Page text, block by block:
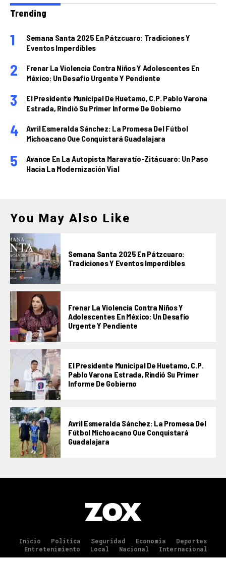
Trending
Semana Santa 2025 En Pátzcuaro: Tradiciones Y
Eventos Imperdibles
Frenar La Violencia Contra Niños Y Adolescentes En
México: Un Desafío Urgente Y Pendiente
El Presidente Municipal De Huetamo, C.P. Pablo Varona
Estrada, Rindió Su Primer Informe De Gobierno
Avril Esmeralda Sánchez: La Promesa Del Fútbol
Michoacano Que Conquistará Guadalajara
Avance En La Autopista Maravatío-Zitácuaro: Un Paso
Hacia La Modernización Vial
You May Also Like
Semana Santa 2025 En Pátzcuaro:
Tradiciones Y Eventos Imperdibles
Frenar La Violencia Contra Niños Y
Adolescentes En México: Un Desafío
Urgente Y Pendiente
El Presidente Municipal De Huetamo, C.P.
Pablo Varona Estrada, Rindió Su Primer
Informe De Gobierno
Avril Esmeralda Sánchez: La Promesa Del
Fútbol Michoacano Que Conquistará
Guadalajara
Inicio Politica Seguridad Economia
Deportes
Entretenimiento
Local Nacional Internacional